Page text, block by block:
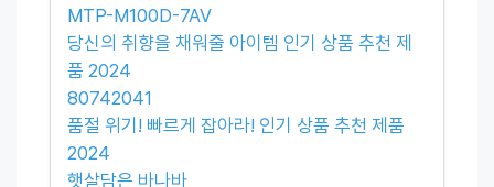
MTP-M100D-7AV
당신의 취향을 채워줄 아이템 인기 상품 추천 제
품 2024
80742041
품절 위기! 빠르게 잡아라! 인기 상품 추천 제품
2024
햇살담은 바나바